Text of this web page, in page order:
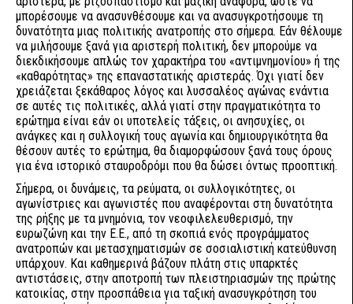
μπορέσουμε να ανασυνθέσουμε και να ανασυγκροτήσουμε τη
δυνατότητα μιας πολιτικής ανατροπής στο σήμερα. Εάν θέλουμε
να μιλήσουμε ξανά για αριστερή πολιτική, δεν μπορούμε να
διεκδικήσουμε απλώς τον χαρακτήρα του «αντιμνημονίου» ή της
«καθαρότητας» της επαναστατικής αριστεράς. Όχι γιατί δεν
χρειάζεται ξεκάθαρος λόγος και λυσσαλέος αγώνας ενάντια
σε αυτές τις πολιτικές, αλλά γιατί στην πραγματικότητα το
ερώτημα είναι εάν οι υποτελείς τάξεις, οι ανησυχίες, οι
ανάγκες και η συλλογική τους αγωνία και δημιουργικότητα θα
θέσουν αυτές το ερώτημα, θα διαμορφώσουν ξανά τους όρους
για ένα ιστορικό σταυροδρόμι που θα δώσει όντως προοπτική.
Σήμερα, οι δυνάμεις, τα ρεύματα, οι συλλογικότητες, οι
αγωνίστριες και αγωνιστές που αναφέρονται στη δυνατότητα
της ρήξης με τα μνημόνια, τον νεοφιλελευθερισμό, την
ευρωζώνη και την Ε.Ε., από τη σκοπιά ενός προγράμματος
ανατροπών και μετασχηματισμών σε σοσιαλιστική κατεύθυνση
υπάρχουν. Και καθημερινά βάζουν πλάτη στις υπαρκτές
αντιστάσεις, στην αποτροπή των πλειστηριασμών της πρώτης
κατοικίας, στην προσπάθεια για ταξική ανασυγκρότηση του